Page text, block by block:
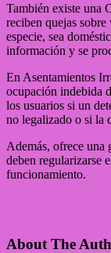
También existe una
reciben quejas
especie, sea
información y se
En Asentamientos
ocupación indebida
los usuarios si un
no legalizado o si la
Además, ofrece una
deben regularizarse
funcionamiento.
About The